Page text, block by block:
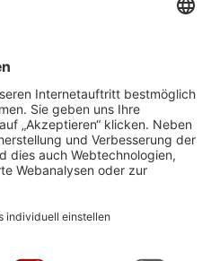
Cookie-Einstellungen
Implementierte Technologien